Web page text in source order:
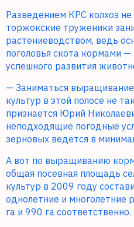
Разведением КРС колхоз не
торжокские труженики
растениеводством, ведь
поголовья скота кормами
успешного развития
— Заниматься
культур в этой полосе не
признается Юрий
неподходящие погодные
зерновых ведется в
А вот по выращиванию
общая посевная площадь
культур в 2009 году
однолетние и многолетние
га и 990 га соответственно.